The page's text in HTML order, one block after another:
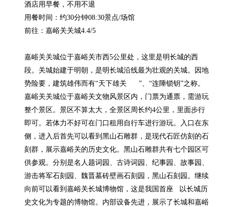
酒店用早餐，不用不退
用餐时间：约30分钟08:30景点/场馆
前往：嘉峪关关城4.4/5
嘉峪关关城位于嘉峪关市西5公里处，这里是明长城的西
段。关城始建于明朝，是明长城沿线最为壮观的关城。因地
势险要，建筑雄伟而有“天下雄关      ”、“连陲锁钥”之称。
嘉峪关关城位于嘉峪关文物风景区内，门票为通票，需游玩
整个景区。景区不算太大，全景区周长约4公里，里面步行
即可。若体力不好可在门口租用自行车进行游玩。入口在东
侧，进入后首先可以看到黑山石雕群，是现代石匠仿刻的石
刻群，展示嘉峪关的历史文化。黑山石雕群共有七个园区可
供参观。分别是名人题词园、古诗词园、纪事园、故事园、
游击将军石刻园、魏晋墓砖壁画石刻园，黑山石刻园。继续
向前可以看到嘉峪关长城博物馆，这是我国首座   以长城历
史文化为专题的博物馆。内部设备先进，展示了长城和嘉峪